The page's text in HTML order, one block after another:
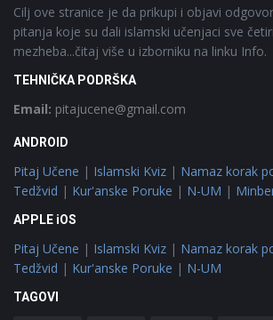
Cilj ove stranice je da prikupi i objavi
pitanja koje su dali islamski učenjaci sve
mezheba...čitaj više u izborniku na linku Info.
TEHNIČKA PODRŠKA
Email: pitajucene@gmail.com
ANDROID
Pitaj Učene | Islamski Kviz | Namaz korak
Tedžvid | Kur'anske Poruke | N-UM |
APPLE iOS
Pitaj Učene | Islamski Kviz | Namaz korak
Tedžvid | Kur'anske Poruke | N-UM
TAGOVI